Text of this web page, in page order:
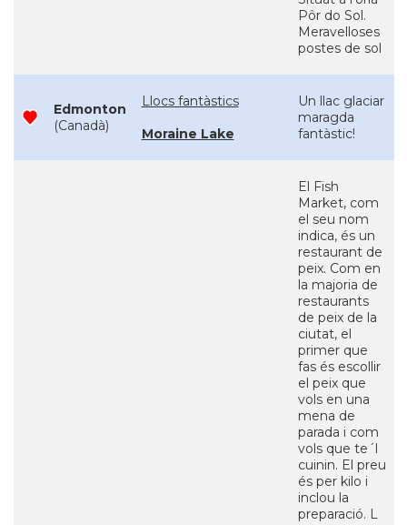
Pôr do Sol.
Meravelloses
postes de sol
Edmonton
(Canadà)
Llocs fantàstics
Moraine Lake
Un llac glaciar
maragda
fantàstic!
El Fish
Market, com
el seu nom
indica, és un
restaurant de
peix. Com en
la majoria de
restaurants
de peix de la
ciutat, el
primer que
fas és escollir
el peix que
vols en una
mena de
parada i com
vols que te´l
cuinin. El preu
és per kilo i
inclou la
preparació. L